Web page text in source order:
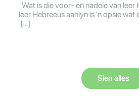
Wat is die voor- en nadele van leer
leer Hebreeus aanlyn is 'n opsie
[…]
Sien alles